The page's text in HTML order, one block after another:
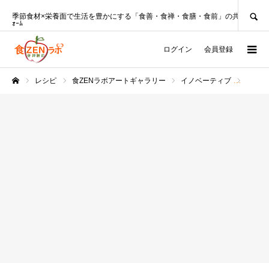
季節食材×栄養面で生活を豊かにする「食善・食禅・食膳・食前」の共創ﾌﾟﾗｯﾄﾌ
ｫｰﾑ
ログイン 会員登録
レシピ 食ZENラボアートギャラリー イノベーティブ